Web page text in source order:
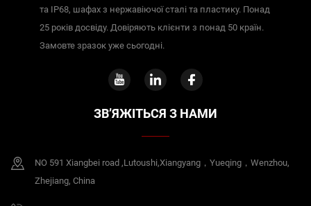
та IP68, шафах з нержавіючої сталі та пластику. Понад
25 років досвіду. Довіряють клієнти з понад 50 країн.
Замовте зразок уже сьогодні.
ЗВ’ЯЖІТЬСЯ З НАМИ
NO 591 Xiangbei road ,Lutoushi,Xiangyang，Yueqing，Wenzhou,
Zhejiang, China